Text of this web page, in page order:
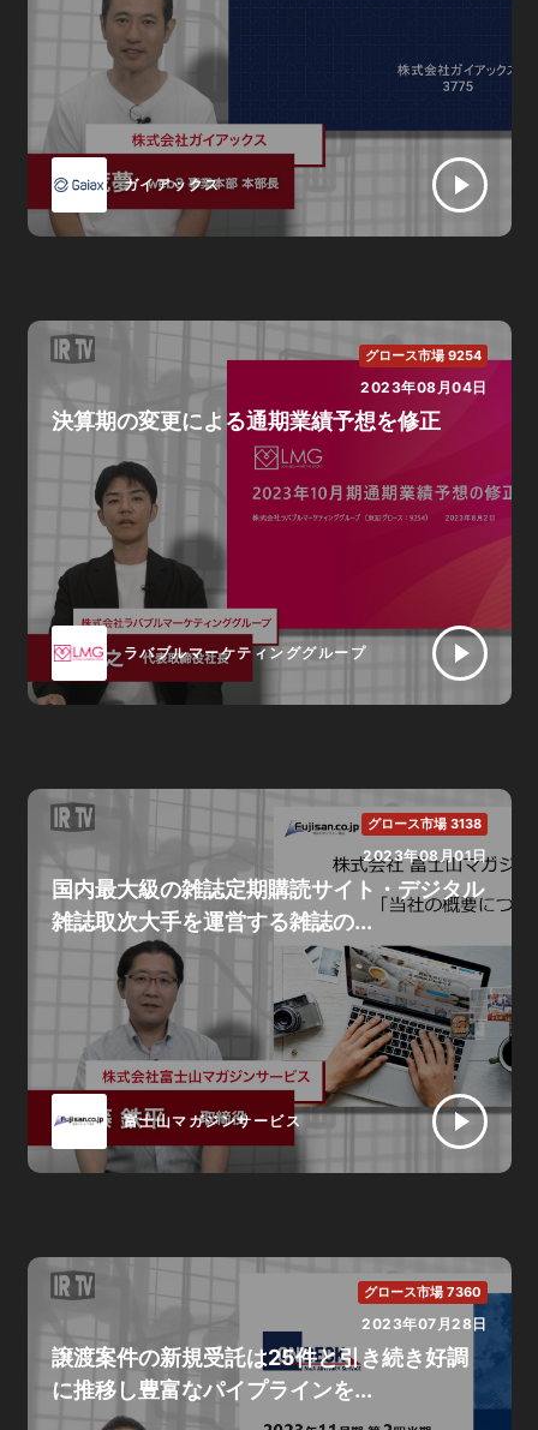
ガイアックス
グロース市場 9254
2023年08月04日
ラバブルマーケティンググループ
決算期の変更による通期業績予想を修正
グロース市場 3138
2023年08月01日
富士山マガジンサービス
国内最大級の雑誌定期購読サイト・デジタル
雑誌取次大手を運営する雑誌の...
グロース市場 7360
2023年07月28日
譲渡案件の新規受託は25件と引き続き好調
に推移し豊富なパイプラインを...